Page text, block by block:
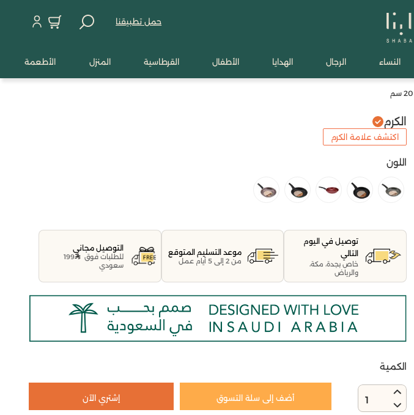
حمل تطبيقنا
النساء الرجال الهدايا الأطفال القرطاسية المنزل الأطعمة
الكرم
اكتشف علامة الكرم
اللون
توصيل في اليوم
التالي
خاص بجدة، مكة،
والرياض
موعد التسليم المتوقع
من 2 إلى 5 أيام عمل
التوصيل مجاني
للطلبات فوق
199
سعودي
الكمية
1 أضف إلى سلة التسوق إشتري الآن